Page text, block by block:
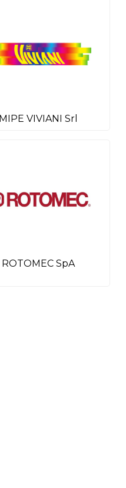
MIPE VIVIANI Srl
ROTOMEC SpA